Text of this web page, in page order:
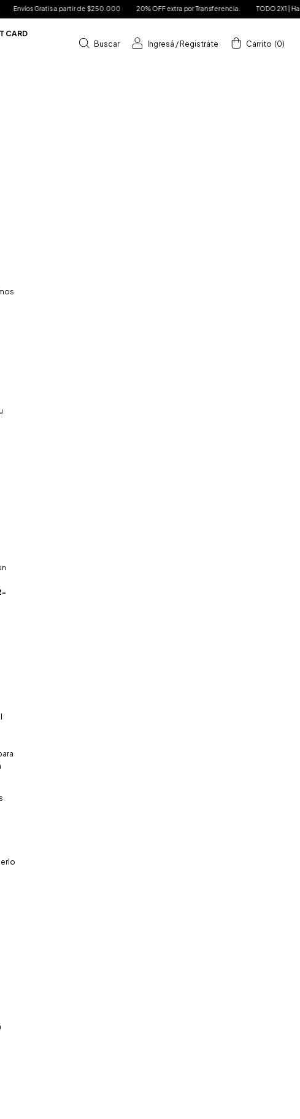
partir de $250.000 20% OFF extra por Transferencia. TODO 2X1 | Hasta 6 Cuotas sin
CARD
Buscar Ingresá / Registráte Carrito (0)